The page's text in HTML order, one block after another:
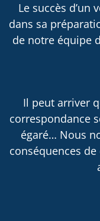
Le succès d’un
dans sa
de notre équipe
Il peut arriver
correspondance
égaré… Nous
conséquences de